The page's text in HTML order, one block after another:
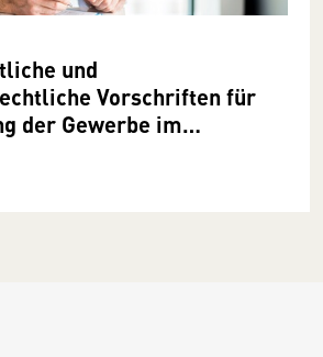
und
Vorschriften für
der Gewerbe im